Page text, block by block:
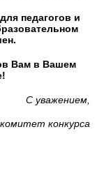
педагогов и
Вам в Вашем
С уважением,
конкурса